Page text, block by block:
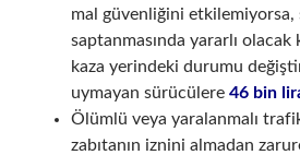
mal güvenliğini etkilemiyorsa,
saptanmasında yararlı olacak
kaza yerindeki durumu
uymayan sürücülere 46 bin
Ölümlü veya yaralanmalı
zabıtanın iznini almadan